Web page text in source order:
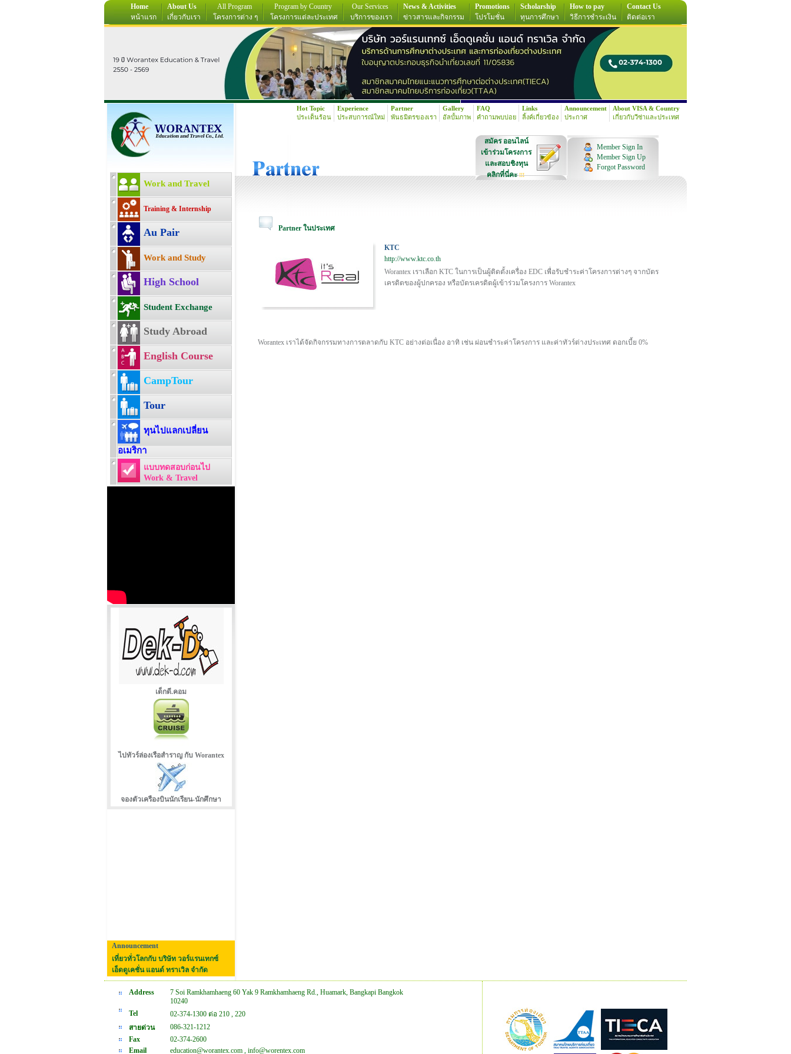
Home
หน้าแรก
About Us
เกี่ยวกับเรา
All Program
โครงการต่าง ๆ
Program by Country
โครงการแต่ละประเทศ
Our Services
บริการของเรา
News & Activities
ข่าวสารและกิจกรรม
Promotions
โปรโมชั่น
Scholarship
ทุนการศึกษา
How to pay
วิธีการชำระเงิน
Contact Us
ติดต่อเรา
Work and Travel
Training & Internship
Au Pair
Work and Study
High School
Student Exchange
Study Abroad
English Course
CampTour
Tour
ทุนไปแลกเปลี่ยน
อเมริกา
แบบทดสอบก่อนไป
Work & Travel
เด็กดี.คอม
ไปทัวร์ล่องเรือสำราญ กับ Worantex
จองตัวเครืองบินนักเรียน-นักศึกษา
Announcement
เที่ยวทั่วโลกกับ บริษัท วอร์แรนเทกซ์
เอ็ดดูเคชั่น แอนด์ ทราเวิล จำกัด
Hot Topic
ประเด็นร้อน
Experience
ประสบการณ์ใหม่
Partner
พันธมิตรของเรา
Gallery
อัลบั้มภาพ
FAQ
คำถามพบบ่อย
Links
ลิ้งค์เกี่ยวข้อง
Announcement
ประกาศ
About VISA & Country
เกี่ยวกับวีซ่าและประเทศ
สมัคร ออนไลน์
เข้าร่วมโครงการ
และสอบชิงทุน
คลิกที่นี่คะ!!!
Member Sign In
Member Sign Up
Forgot Password
Partner ในประเทศ
KTC
http://www.ktc.co.th
Worantex เราเลือก KTC ในการเป็นผู้ติดตั้งเครื่อง EDC เพื่อรับชำระค่าโครงการต่างๆ จากบัตร
เครดิตของผู้ปกครอง หรือบัตรเครดิตผู้เข้าร่วมโครงการ Worantex
Worantex เราได้จัดกิจกรรมทางการตลาดกับ KTC อย่างต่อเนื่อง อาทิ เช่น ผ่อนชำระค่าโครงการ และค่าทัวร์ต่างประเทศ ดอกเบี้ย 0%
Address
7 Soi Ramkhamhaeng 60 Yak 9 Ramkhamhaeng Rd., Huamark, Bangkapi Bangkok
10240
Tel
02-374-1300 ต่อ 210 , 220
สายด่วน
086-321-1212
Fax
02-374-2600
Email
education@worantex.com , info@worentex.com